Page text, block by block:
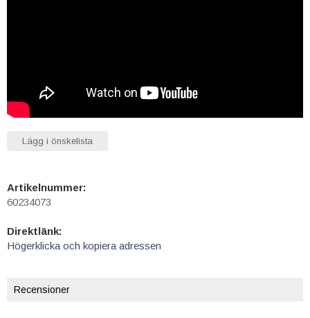
Lägg i önskelista
Artikelnummer:
60234073
Direktlänk:
Högerklicka och kopiera adressen
Recensioner